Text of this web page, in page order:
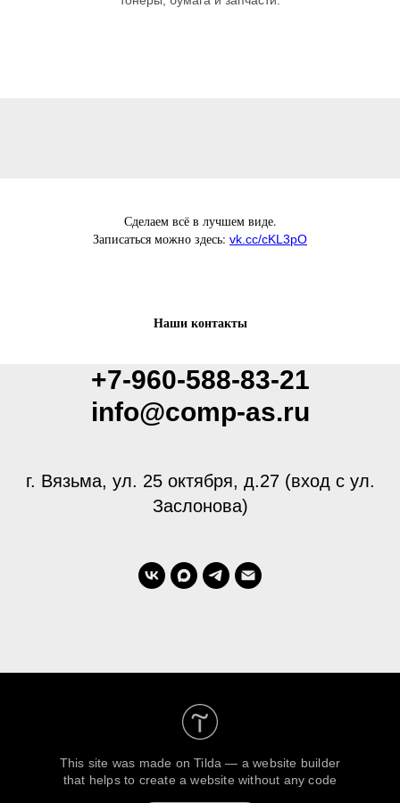
Сделаем всё в лучшем виде.
Записаться можно здесь: vk.cc/cKL3pO
Наши контакты
+7-960-588-83-21
info@comp-as.ru
г. Вязьма, ул. 25 октября, д.27 (вход с ул.
Заслонова)
This site was made onTilda — a website builder
that helps to create a website without any code